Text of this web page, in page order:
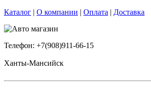
Каталог | О компании | Оплата | Доставка
Телефон: +7(908)911-66-15
Ханты-Мансийск